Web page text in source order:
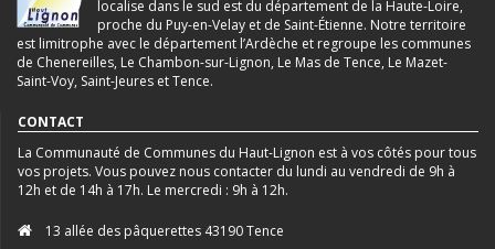
localise dans le sud est du département de la Haute-Loire,
proche du Puy-en-Velay et de Saint-Étienne. Notre territoire
est limitrophe avec le département l’Ardèche et regroupe les communes
de Chenereilles, Le Chambon-sur-Lignon, Le Mas de Tence, Le Mazet-
Saint-Voy, Saint-Jeures et Tence.
CONTACT
La Communauté de Communes du Haut-Lignon est à vos côtés pour tous
vos projets. Vous pouvez nous contacter du lundi au vendredi de 9h à
12h et de 14h à 17h. Le mercredi : 9h à 12h.
13 allée des pâquerettes 43190 Tence